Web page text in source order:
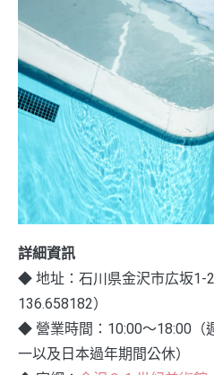
詳細資訊
◆ 地址：石川県金沢市広坂1-
136.658182）
◆ 營業時間：10:00～18:00（
一以及日本過年期間公休）